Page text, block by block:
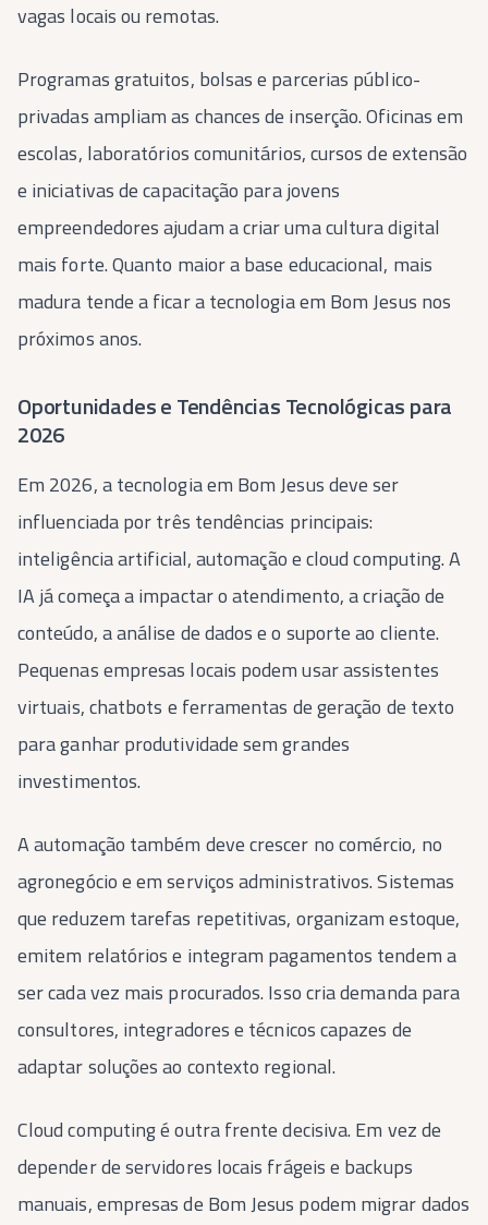
vagas locais ou remotas.
Programas gratuitos, bolsas e parcerias público-
privadas ampliam as chances de inserção. Oficinas em
escolas, laboratórios comunitários, cursos de extensão
e iniciativas de capacitação para jovens
empreendedores ajudam a criar uma cultura digital
mais forte. Quanto maior a base educacional, mais
madura tende a ficar a tecnologia em Bom Jesus nos
próximos anos.
Oportunidades e Tendências Tecnológicas para
2026
Em 2026, a tecnologia em Bom Jesus deve ser
influenciada por três tendências principais:
inteligência artificial, automação e cloud computing. A
IA já começa a impactar o atendimento, a criação de
conteúdo, a análise de dados e o suporte ao cliente.
Pequenas empresas locais podem usar assistentes
virtuais, chatbots e ferramentas de geração de texto
para ganhar produtividade sem grandes
investimentos.
A automação também deve crescer no comércio, no
agronegócio e em serviços administrativos. Sistemas
que reduzem tarefas repetitivas, organizam estoque,
emitem relatórios e integram pagamentos tendem a
ser cada vez mais procurados. Isso cria demanda para
consultores, integradores e técnicos capazes de
adaptar soluções ao contexto regional.
Cloud computing é outra frente decisiva. Em vez de
depender de servidores locais frágeis e backups
manuais, empresas de Bom Jesus podem migrar dados